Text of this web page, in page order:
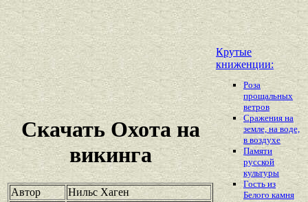
Скачать Охота на
викинга
Автор
Нильс Хаген
Крутые
книженции:
Роза
прощальных
ветров
Сражения на
земле, на воде,
в воздухе
Памяти
русской
культуры
Гость из
Белого камня